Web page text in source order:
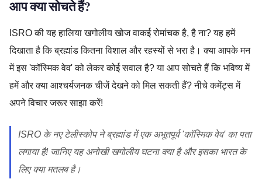
आप क्या सोचते हैं?
ISRO की यह हालिया खगोलीय खोज वाकई रोमांचक है, है ना? यह हमें
दिखाता है कि ब्रह्मांड कितना विशाल और रहस्यों से भरा है। क्या आपके मन
में इस 'कॉस्मिक वेव' को लेकर कोई सवाल है? या आप सोचते हैं कि भविष्य में
हमें और क्या आश्चर्यजनक चीजें देखने को मिल सकती हैं? नीचे कमेंट्स में
अपने विचार जरूर साझा करें!
ISRO के नए टेलीस्कोप ने ब्रह्मांड में एक अभूतपूर्व 'कॉस्मिक वेव' का पता
लगाया है! जानिए यह अनोखी खगोलीय घटना क्या है और इसका भारत के
लिए क्या मतलब है।